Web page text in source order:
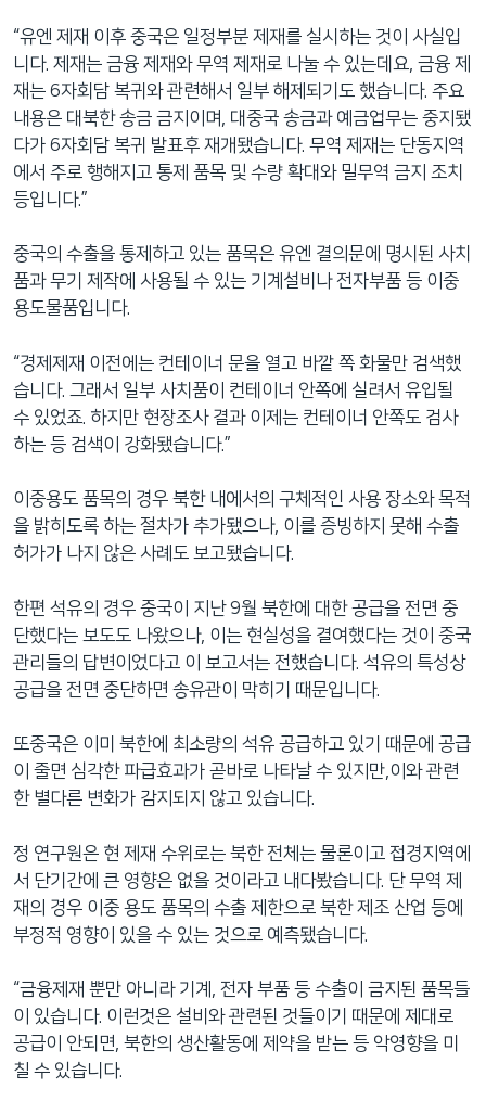
등
“유엔 제재 이후 중국은 일정부분 제재를 실시하는 것이 사실입
니다. 제재는 금융 제재와 무역 제재로 나눌 수 있는데요, 금융 제
재는 6자회담 복귀와 관련해서 일부 해제되기도 했습니다. 주요
내용은 대북한 송금 금지이며, 대중국 송금과 예금업무는 중지됐
다가 6자회담 복귀 발표후 재개됐습니다. 무역 제재는 단동지역
에서 주로 행해지고 통제 품목 및 수량 확대와 밀무역 금지 조치
등입니다.”
중국의 수출을 통제하고 있는 품목은 유엔 결의문에 명시된 사치
품과 무기 제작에 사용될 수 있는 기계설비나 전자부품 등 이중
용도물품입니다.
“경제제재 이전에는 컨테이너 문을 열고 바깥 쪽 화물만 검색했
습니다. 그래서 일부 사치품이 컨테이너 안쪽에 실려서 유입될
수 있었죠. 하지만 현장조사 결과 이제는 컨테이너 안쪽도 검사
하는 등 검색이 강화됐습니다.”
이중용도 품목의 경우 북한 내에서의 구체적인 사용 장소와 목적
을 밝히도록 하는 절차가 추가됐으나, 이를 증빙하지 못해 수출
허가가 나지 않은 사례도 보고됐습니다.
한편 석유의 경우 중국이 지난 9월 북한에 대한 공급을 전면 중
단했다는 보도도 나왔으나, 이는 현실성을 결여했다는 것이 중국
관리들의 답변이었다고 이 보고서는 전했습니다. 석유의 특성상
공급을 전면 중단하면 송유관이 막히기 때문입니다.
또중국은 이미 북한에 최소량의 석유 공급하고 있기 때문에 공급
이 줄면 심각한 파급효과가 곧바로 나타날 수 있지만,이와 관련
한 별다른 변화가 감지되지 않고 있습니다.
정 연구원은 현 제재 수위로는 북한 전체는 물론이고 접경지역에
서 단기간에 큰 영향은 없을 것이라고 내다봤습니다. 단 무역 제
재의 경우 이중 용도 품목의 수출 제한으로 북한 제조 산업 등에
부정적 영향이 있을 수 있는 것으로 예측됐습니다.
“금융제재 뿐만 아니라 기계, 전자 부품 등 수출이 금지된 품목들
이 있습니다. 이런것은 설비와 관련된 것들이기 때문에 제대로
공급이 안되면, 북한의 생산활동에 제약을 받는 등 악영향을 미
칠 수 있습니다.